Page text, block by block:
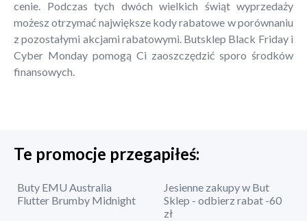
cenie. Podczas tych dwóch wielkich świąt wyprzedaży
możesz otrzymać największe kody rabatowe w porównaniu
z pozostałymi akcjami rabatowymi. Butsklep Black Friday i
Cyber Monday pomogą Ci zaoszczędzić sporo środków
finansowych.
Te promocje przegapiłeś:
Buty EMU Australia
Flutter Brumby Midnight
Jesienne zakupy w But
Sklep - odbierz rabat -60
zł